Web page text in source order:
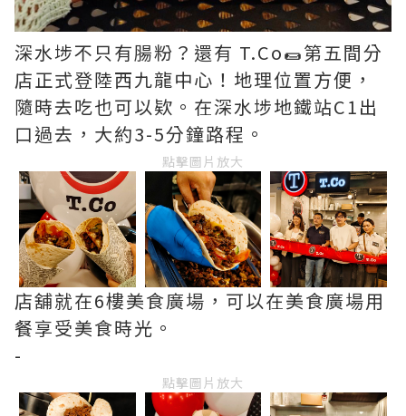
深水埗不只有腸粉？還有 T.Co🌯第五間分
店正式登陸西九龍中心！地理位置方便，
隨時去吃也可以欵。在深水埗地鐵站C1出
口過去，大約3-5分鐘路程。
點擊圖片放大
店舖就在6樓美食廣場，可以在美食廣場用
餐享受美食時光。
-
點擊圖片放大